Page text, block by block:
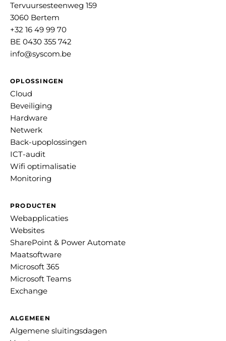
Tervuursesteenweg 159
3060 Bertem
+32 16 49 99 70
BE 0430 355 742
info@syscom.be
OPLOSSINGEN
Cloud
Beveiliging
Hardware
Netwerk
Back-upoplossingen
ICT-audit
Wifi optimalisatie
Monitoring
PRODUCTEN
Webapplicaties
Websites
SharePoint & Power Automate
Maatsoftware
Microsoft 365
Microsoft Teams
Exchange
ALGEMEEN
Algemene sluitingsdagen